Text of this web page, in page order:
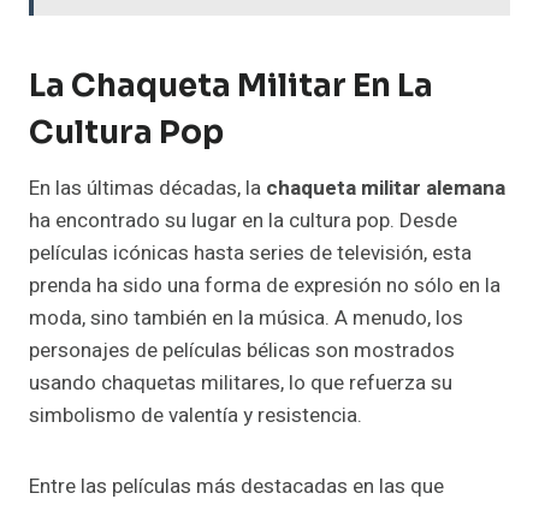
La Chaqueta Militar En La
Cultura Pop
En las últimas décadas, la chaqueta militar alemana
ha encontrado su lugar en la cultura pop. Desde
películas icónicas hasta series de televisión, esta
prenda ha sido una forma de expresión no sólo en la
moda, sino también en la música. A menudo, los
personajes de películas bélicas son mostrados
usando chaquetas militares, lo que refuerza su
simbolismo de valentía y resistencia.
Entre las películas más destacadas en las que